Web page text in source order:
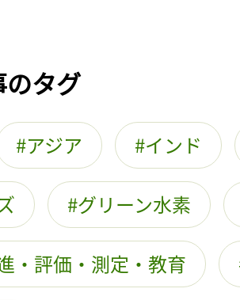
のタグ
アジア インド
グリーン水素
・評価・測定・教育